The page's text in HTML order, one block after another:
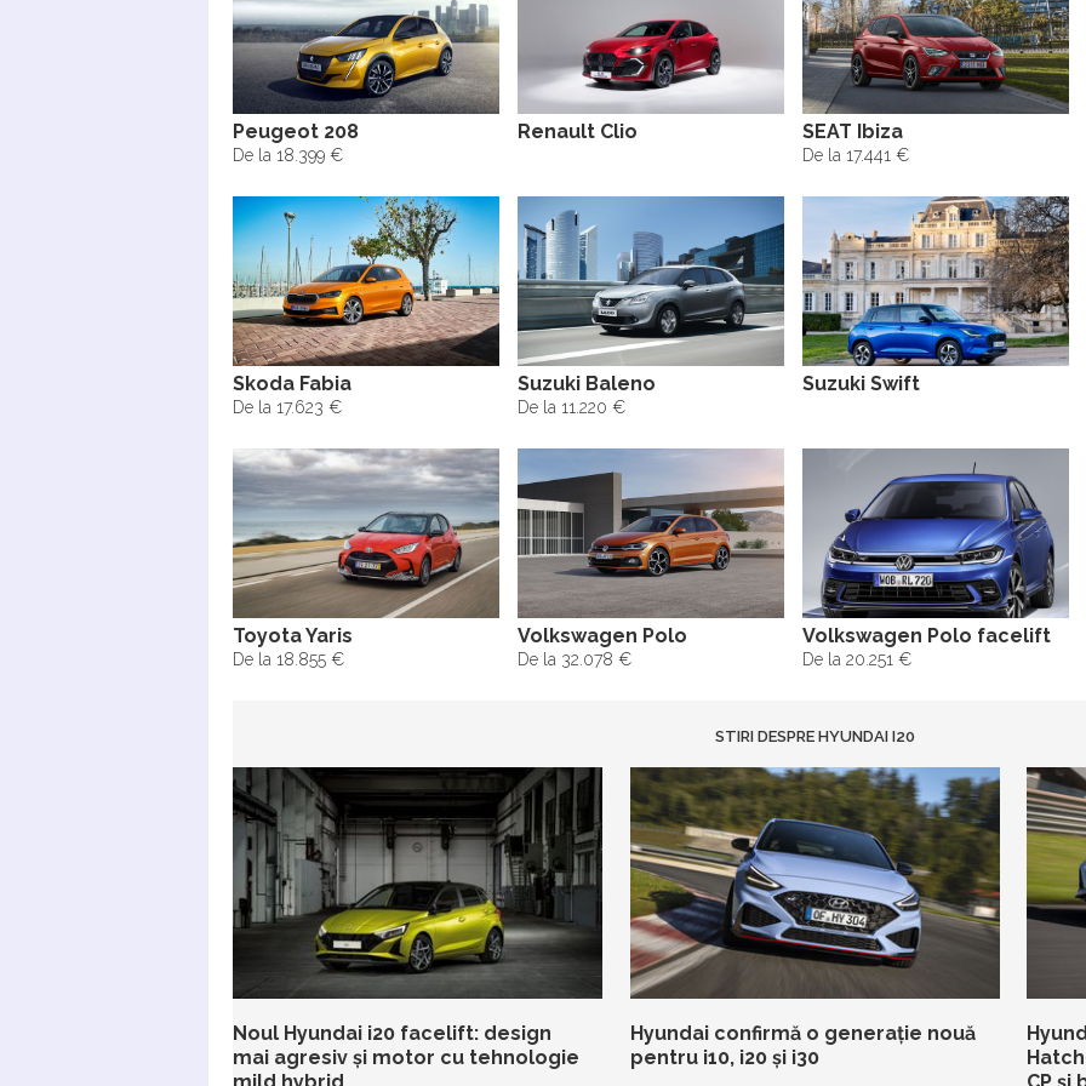
Peugeot 208
De la 18.399 €
Renault Clio SEAT Ibiza
De la 17.441 €
Skoda Fabia
De la 17.623 €
Suzuki Baleno
De la 11.220 €
Suzuki Swift
Toyota Yaris
De la 18.855 €
Volkswagen Polo
De la 32.078 €
Volkswagen Polo facelift
De la 20.251 €
STIRI DESPRE HYUNDAI I20
Noul Hyundai i20 facelift: design
mai agresiv și motor cu tehnologie
Hyundai confirmă o generație nouă
pentru i10, i20 și i30